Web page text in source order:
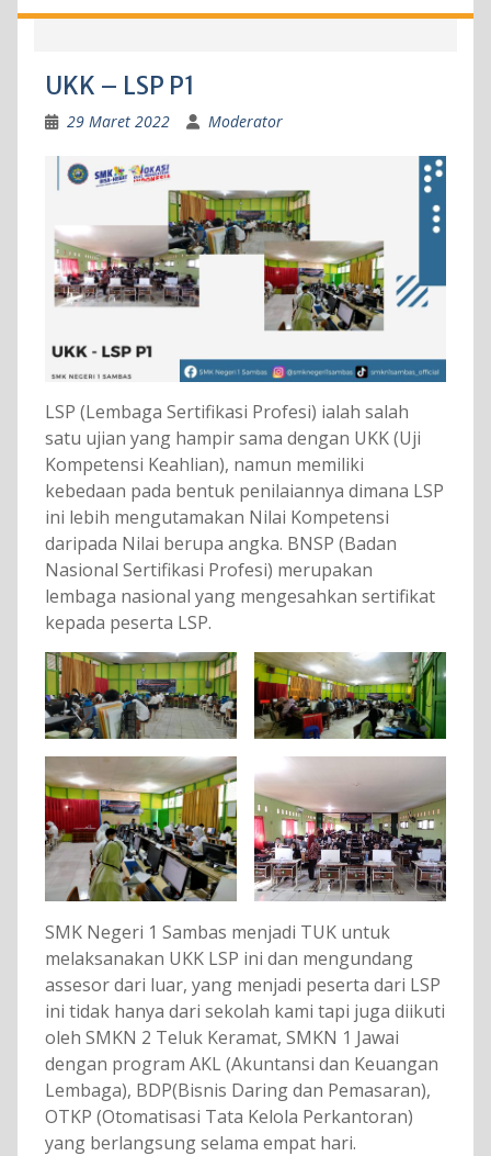
UKK – LSP P1
29 Maret 2022 Moderator
LSP (Lembaga Sertifikasi Profesi) ialah salah
satu ujian yang hampir sama dengan UKK (Uji
Kompetensi Keahlian), namun memiliki
kebedaan pada bentuk penilaiannya dimana LSP
ini lebih mengutamakan Nilai Kompetensi
daripada Nilai berupa angka. BNSP (Badan
Nasional Sertifikasi Profesi) merupakan
lembaga nasional yang mengesahkan sertifikat
kepada peserta LSP.
SMK Negeri 1 Sambas menjadi TUK untuk
melaksanakan UKK LSP ini dan mengundang
assesor dari luar, yang menjadi peserta dari LSP
ini tidak hanya dari sekolah kami tapi juga diikuti
oleh SMKN 2 Teluk Keramat, SMKN 1 Jawai
dengan program AKL (Akuntansi dan Keuangan
Lembaga), BDP(Bisnis Daring dan Pemasaran),
OTKP (Otomatisasi Tata Kelola Perkantoran)
yang berlangsung selama empat hari.